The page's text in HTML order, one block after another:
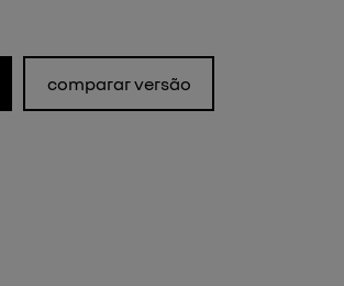
comparar versão